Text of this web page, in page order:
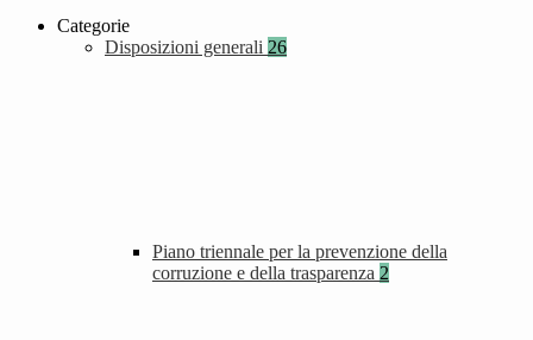
Categorie
Disposizioni generali 26
Piano triennale per la prevenzione della
corruzione e della trasparenza 2